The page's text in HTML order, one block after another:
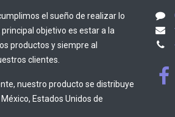
el sueño de realizar lo
objetivo es estar a la
productos y siempre al
clientes.
nuestro producto se distribuye
Estados Unidos de